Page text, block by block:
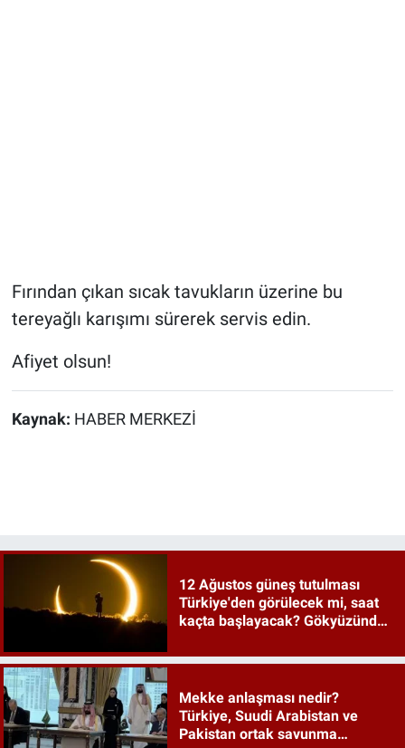
Fırından çıkan sıcak tavukların üzerine bu
tereyağlı karışımı sürerek servis edin.
Afiyet olsun!
Kaynak: HABER MERKEZİ
12 Ağustos güneş tutulması
Türkiye'den görülecek mi, saat
kaçta başlayacak? Gökyüzünde
Mekke anlaşması nedir?
Türkiye, Suudi Arabistan ve
Pakistan ortak savunma